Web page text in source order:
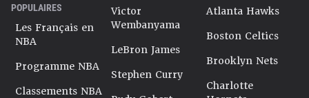
POPULAIRES
Les Français en
NBA
Programme NBA
Classements NBA
Victor
Wembanyama
LeBron James
Stephen Curry
Atlanta Hawks
Boston Celtics
Brooklyn Nets
Charlotte